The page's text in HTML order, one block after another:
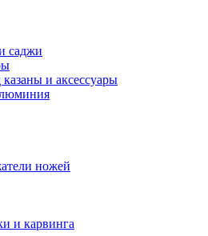
саджи
и аксессуары
ножей
и карвинга